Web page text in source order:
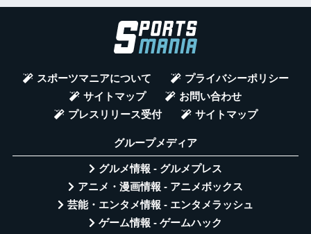
スポーツマニアについて
プライバシーポリシー
サイトマップ
お問い合わせ
プレスリリース受付
サイトマップ
グループメディア
グルメ情報 - グルメプレス
アニメ・漫画情報 - アニメボックス
芸能・エンタメ情報 - エンタメラッシュ
ゲーム情報 - ゲームハック